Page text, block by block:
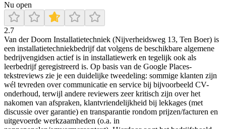
Nu open
2.7
Van der Doorn Installatietechniek (Nijverheidsweg 13, Ten Boer) is
een installatietechniekbedrijf dat volgens de beschikbare algemene
bedrijvengidsen actief is in installatiewerk en tegelijk ook als
leerbedrijf geregistreerd is. Op basis van de Google Places-
tekstreviews zie je een duidelijke tweedeling: sommige klanten zijn
wél tevreden over communicatie en service bij bijvoorbeeld CV-
onderhoud, terwijl andere reviewers zeer kritisch zijn over het
nakomen van afspraken, klantvriendelijkheid bij lekkages (met
discussie over garantie) en transparantie rondom prijzen/facturen en
uitgevoerde werkzaamheden (o.a. in